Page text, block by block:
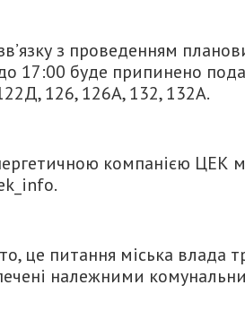
з проведенням
17:00 буде припинено
126, 126А, 132, 132А.
компанією ЦЕК
це питання міська влада
належними